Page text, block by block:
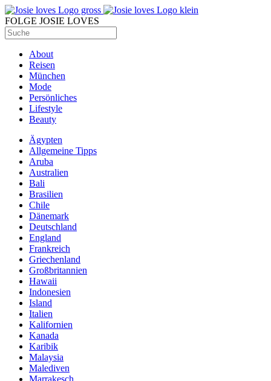
FOLGE JOSIE LOVES
About
Reisen
München
Mode
Persönliches
Lifestyle
Beauty
Ägypten
Allgemeine Tipps
Aruba
Australien
Bali
Brasilien
Chile
Dänemark
Deutschland
England
Frankreich
Griechenland
Großbritannien
Hawaii
Indonesien
Island
Italien
Kalifornien
Kanada
Karibik
Malaysia
Malediven
Marrakesch